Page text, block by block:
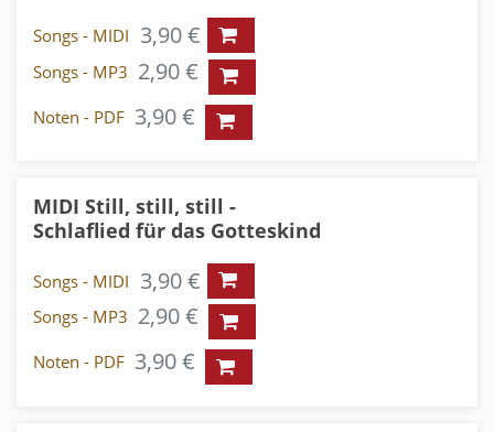
Songs - MIDI 3,90 €
Songs - MP3 2,90 €
Noten - PDF 3,90 €
MIDI Still, still, still -
Schlaflied für das Gotteskind
Songs - MIDI 3,90 €
Songs - MP3 2,90 €
Noten - PDF 3,90 €